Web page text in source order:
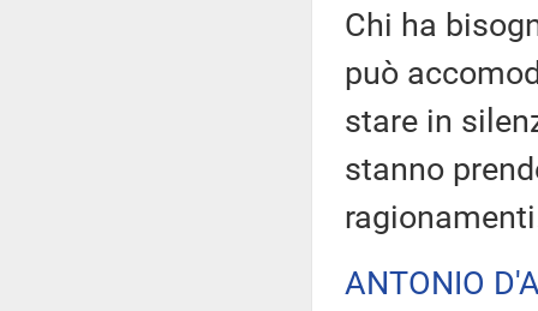
Chi ha
può
stare in
stanno
ANTONIO